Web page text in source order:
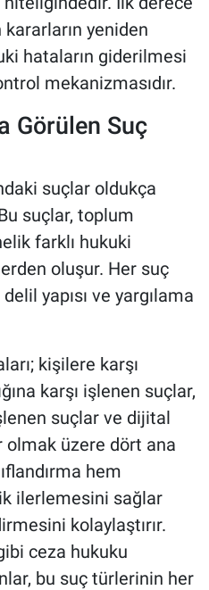
yeniden
hataların giderilmesi
mekanizmasıdır.
Görülen Suç
suçlar oldukça
suçlar, toplum
farklı hukuki
oluşur. Her suç
yapısı ve yargılama
kişilere karşı
karşı işlenen suçlar,
suçlar ve dijital
üzere dört ana
hem
ilerlemesini sağlar
kolaylaştırır.
ceza hukuku
bu suç türlerinin her